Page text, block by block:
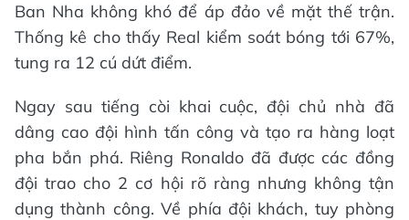
Ban Nha không khó để áp đảo về mặt thế trận.
Thống kê cho thấy Real kiểm soát bóng tới 67%,
tung ra 12 cú dứt điểm.
Ngay sau tiếng còi khai cuộc, đội chủ nhà đã
dâng cao đội hình tấn công và tạo ra hàng loạt
pha bắn phá. Riêng Ronaldo đã được các đồng
đội trao cho 2 cơ hội rõ ràng nhưng không tận
dụng thành công. Về phía đội khách, tuy phòng